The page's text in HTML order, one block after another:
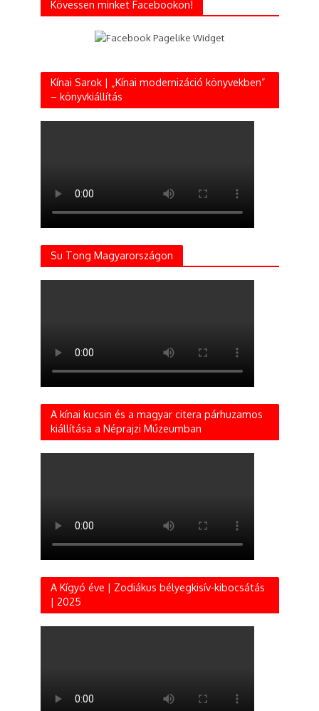
Kövessen minket Facebookon!
Kínai Sarok | „Kínai modernizáció könyvekben”
– könyvkiállítás
Su Tong Magyarországon
A kínai kucsin és a magyar citera párhuzamos
kiállítása a Néprajzi Múzeumban
A Kígyó éve | Zodiákus bélyegkisív-kibocsátás
| 2025